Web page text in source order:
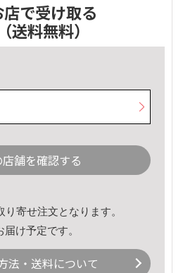
店で受け取る
（送料無料）
舗を確認する
寄せ注文となります。
け予定です。
法・送料について